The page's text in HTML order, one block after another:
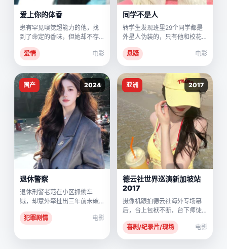
爱上你的体香
患有罕见嗅觉超能力的他，找
到了命定的香味，但她却不存
在。
爱情
电影
同学不是人
转学生发现班里29个同学都是
外星人伪装的，只有他和校花
是人类，而校花才是真正的母
体。
悬疑 电影
2024
国产
退休警察
退休刑警老范在小区抓偷车
贼，却意外牵扯出三年前未破
的连环凶案。
犯罪剧情
电影
2017
亚洲
德云社世界巡演新加坡站
2017
摄像机跟拍德云社海外专场幕
后，台上包袱不断，台下师徒
矛盾几近崩盘。
喜剧/纪录片/现场
电影